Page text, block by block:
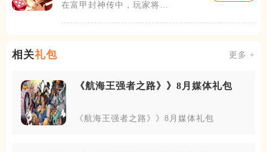
在富甲封神传中，玩家将会
相关礼包 更多 +
《航海王强者之路》》8月媒体礼包
《航海王强者之路》》8月媒体礼包